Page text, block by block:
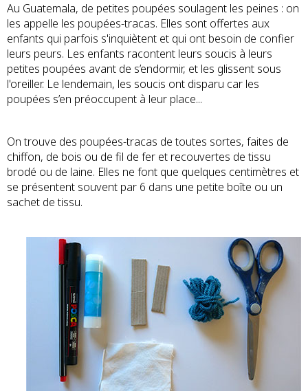
Au Guatemala, de petites poupées soulagent les peines : on
les appelle les poupées-tracas. Elles sont offertes aux
enfants qui parfois s'inquiètent et qui ont besoin de confier
leurs peurs. Les enfants racontent leurs soucis à leurs
petites poupées avant de s’endormir, et les glissent sous
l'oreiller. Le lendemain, les soucis ont disparu car les
poupées s’en préoccupent à leur place...
On trouve des poupées-tracas de toutes sortes, faites de
chiffon, de bois ou de fil de fer et recouvertes de tissu
brodé ou de laine. Elles ne font que quelques centimètres et
se présentent souvent par 6 dans une petite boîte ou un
sachet de tissu.